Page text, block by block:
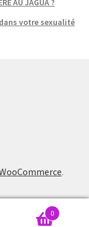
AU JAGUA ?
votre sexualité
.
0